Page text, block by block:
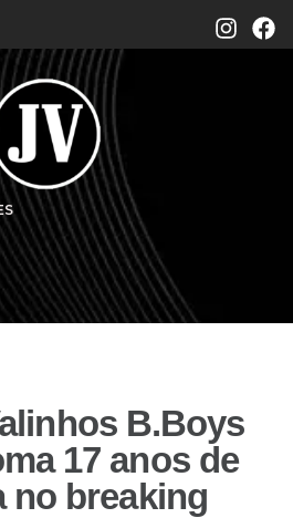
B.Boys
17 anos de
no breaking